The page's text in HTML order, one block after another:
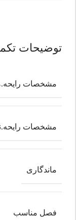
توضیحات
مشخصات
مشخصات
ماندگاری
فصل مناسب